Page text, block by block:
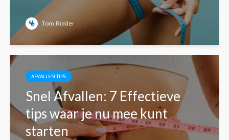
Tom Ridder
AFVALLEN TIPS
Snel Afvallen: 7 Effectieve
tips waar je nu mee kunt
starten